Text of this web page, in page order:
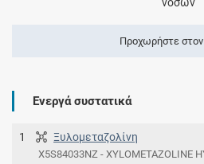
Προχωρήστε στον
Ενεργά συστατικά
1 Ξυλομεταζολίνη
X5S84033NZ - XYLOMETAZOLINE